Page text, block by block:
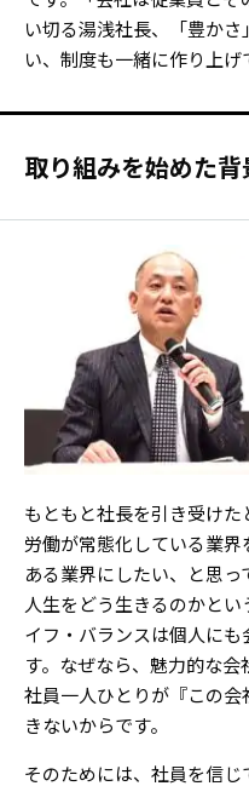
い切る湯浅社長、「豊か
い、制度も一緒に作り上げ
取り組みを始めた背
もともと社長を引き受け
労働が常態化している業
ある業界にしたい、と思
人生をどう生きるのかと
イフ・バランスは個人に
す。なぜなら、魅力的な会
社員一人ひとりが『この
きないからです。
そのためには、社員を信